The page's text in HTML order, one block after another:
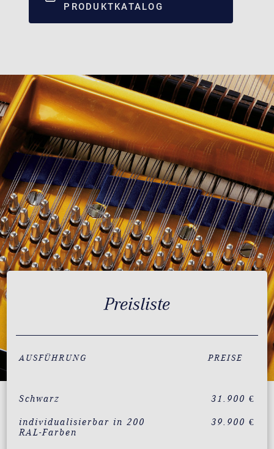
PRODUKTKATALOG
Preisliste
AUSFÜHRUNG PREISE
Schwarz 31.900 €
individualisierbar in 200
RAL-Farben
39.900 €